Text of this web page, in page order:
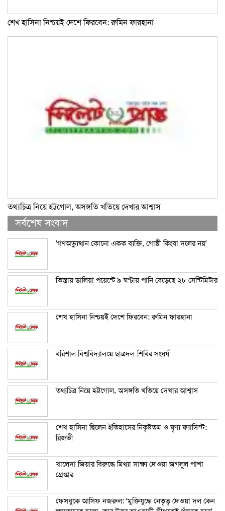
শেখ হাসিনা নিশ্চয়ই দেশে ফিরবেন: রুমিন ফারহানা
তথ্যচিত্র নিয়ে হট্টগোল, অসঙ্গতি খতিয়ে দেখার আশ্বাস
সর্বশেষ সংবাদ
‘গণঅভ্যুত্থান কোনো একক ব্যক্তি, গোষ্ঠী কিংবা দলের নয়’
তিস্তায় ডালিয়া পয়েন্টে ৯ ঘণ্টায় পানি বেড়েছে ২৮ সেন্টিমিটার
শেখ হাসিনা নিশ্চয়ই দেশে ফিরবেন: রুমিন ফারহানা
বরিশাল বিশ্ববিদ্যালয়ে ছাত্রদল-শিবির সংঘর্ষ
তথ্যচিত্র নিয়ে হট্টগোল, অসঙ্গতি খতিয়ে দেখার আশ্বাস
শেখ হাসিনা ছিলেন ইতিহাসের নিকৃষ্টতম ও ঘৃণ্য ফ্যাসিস্ট:
রিজভী
খালেদা জিয়ার বিরুদ্ধে মিথ্যা সাক্ষ্য দেওয়া জগলুল পাশা
গ্রেপ্তার
ফেসবুকে আসিফ নজরুল: ‘মুক্তিযুদ্ধে নেতৃত্ব দেওয়া দল কেন